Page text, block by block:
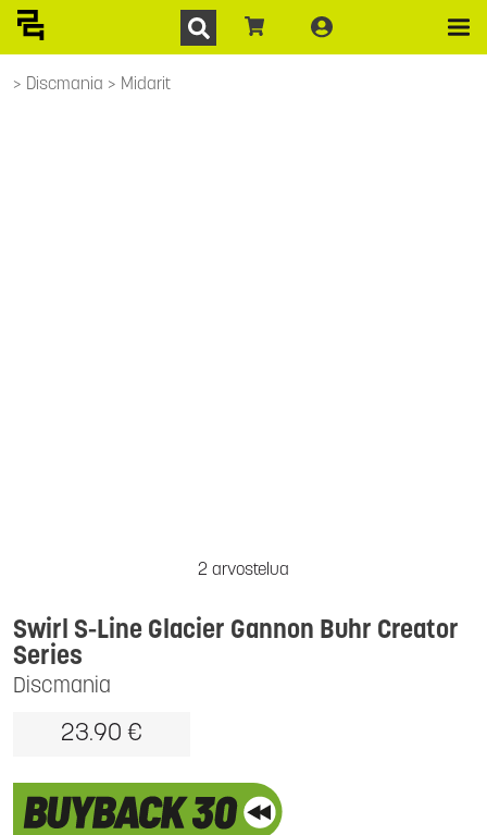
Discmania Midarit
2 arvostelua
Discmania
Swirl S-Line Glacier Gannon Buhr Creator
Series
23.90 €